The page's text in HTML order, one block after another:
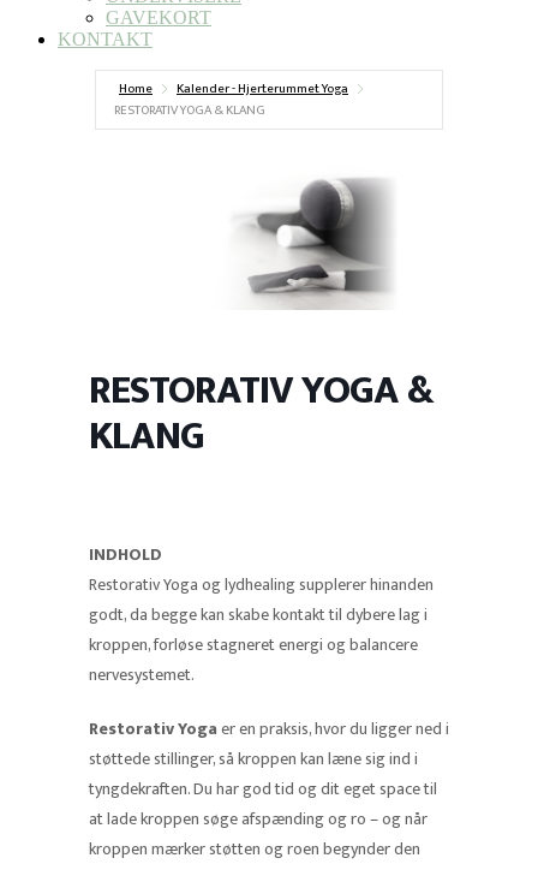
GAVEKORT
KONTAKT
Home
Kalender - Hjerterummet Yoga
RESTORATIV YOGA & KLANG
RESTORATIV YOGA &
KLANG
INDHOLD
Restorativ Yoga og lydhealing supplerer hinanden
godt, da begge kan skabe kontakt til dybere lag i
kroppen, forløse stagneret energi og balancere
nervesystemet.
Restorativ Yogaer en praksis, hvor du ligger ned i
støttede stillinger, så kroppen kan læne sig ind i
tyngdekraften. Du har god tid og dit eget space til
at lade kroppen søge afspænding og ro – og når
kroppen mærker støtten og roen begynder den